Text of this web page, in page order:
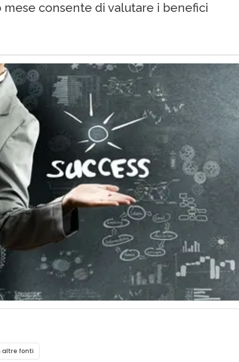
consente di valutare i benefici
altre fonti
E Emanuele Madini